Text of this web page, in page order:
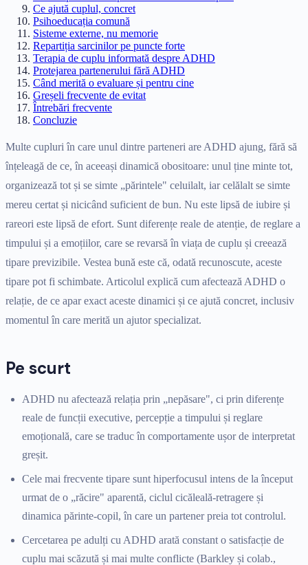
Ce ajută cuplul, concret
Psihoeducația comună
Sisteme externe, nu memorie
Repartiția sarcinilor pe puncte forte
Terapia de cuplu informată despre ADHD
Protejarea partenerului fără ADHD
Când merită o evaluare și pentru cine
Greșeli frecvente de evitat
Întrebări frecvente
Concluzie
Multe cupluri în care unul dintre parteneri are ADHD ajung, fără să
înțeleagă de ce, în aceeași dinamică obositoare: unul ține minte tot,
organizează tot și se simte „părintele" celuilalt, iar celălalt se simte
mereu certat și nicicând suficient de bun. Nu este lipsă de iubire și
rareori este lipsă de efort. Sunt diferențe reale de atenție, de reglare a
timpului și a emoțiilor, care se revarsă în viața de cuplu și creează
tipare previzibile. Vestea bună este că, odată recunoscute, aceste
tipare pot fi schimbate. Articolul explică cum afectează ADHD o
relație, de ce apar exact aceste dinamici și ce ajută concret, inclusiv
momentul în care merită un ajutor specializat.
Pe scurt
ADHD nu afectează relația prin „nepăsare", ci prin diferențe
reale de funcții executive, percepție a timpului și reglare
emoțională, care se traduc în comportamente ușor de interpretat
greșit.
Cele mai frecvente tipare sunt hiperfocusul intens de la început
urmat de o „răcire" aparentă, ciclul cicăleală-retragere și
dinamica părinte-copil, în care un partener preia tot controlul.
Cercetarea pe adulți cu ADHD arată constant o satisfacție de
cuplu mai scăzută și mai multe conflicte (Barkley și colab.,